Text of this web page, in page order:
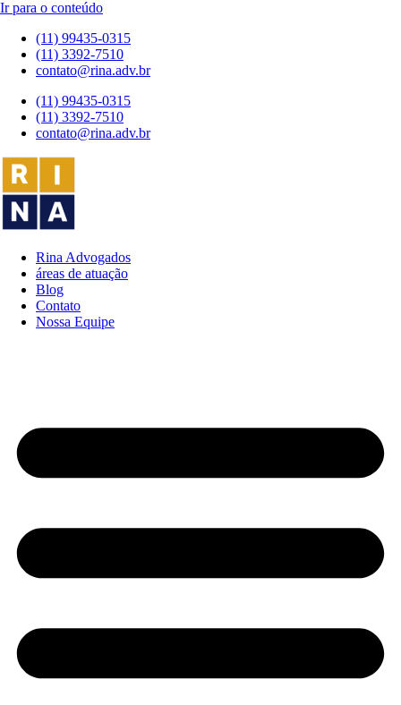
Ir para o conteúdo
(11) 99435-0315
(11) 3392-7510
contato@rina.adv.br
(11) 99435-0315
(11) 3392-7510
contato@rina.adv.br
Rina Advogados
áreas de atuação
Blog
Contato
Nossa Equipe